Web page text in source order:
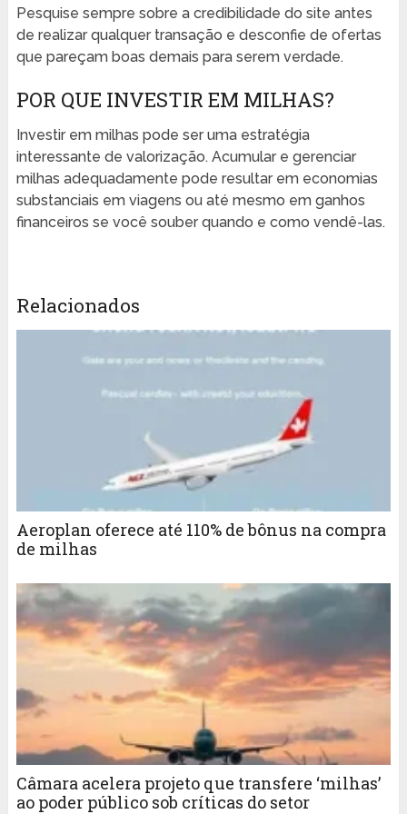
Pesquise sempre sobre a credibilidade do site antes
de realizar qualquer transação e desconfie de ofertas
que pareçam boas demais para serem verdade.
POR QUE INVESTIR EM MILHAS?
Investir em milhas pode ser uma estratégia
interessante de valorização. Acumular e gerenciar
milhas adequadamente pode resultar em economias
substanciais em viagens ou até mesmo em ganhos
financeiros se você souber quando e como vendê-las.
Relacionados
Aeroplan oferece até 110% de bônus na compra
de milhas
Câmara acelera projeto que transfere ‘milhas’
ao poder público sob críticas do setor